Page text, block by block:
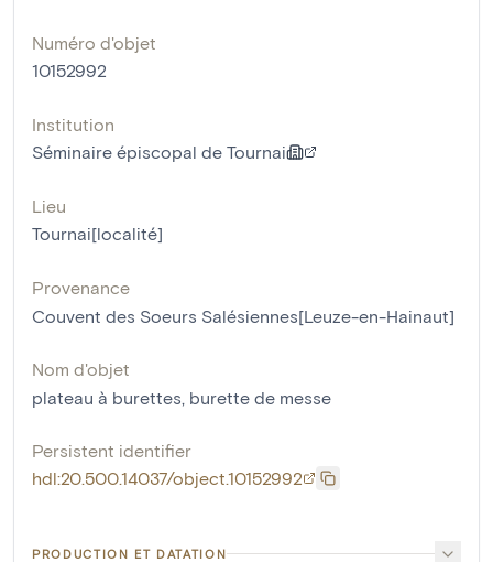
Numéro d'objet
10152992
Institution
Séminaire épiscopal de Tournai
Lieu
Tournai[localité]
Provenance
Couvent des Soeurs Salésiennes[Leuze-en-Hainaut]
Nom d'objet
plateau à burettes burette de messe
Persistent identifier
hdl:20.500.14037/object.10152992
PRODUCTION ET DATATION